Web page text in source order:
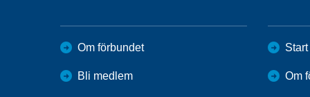
Om förbundet
Bli medlem
Start
Om